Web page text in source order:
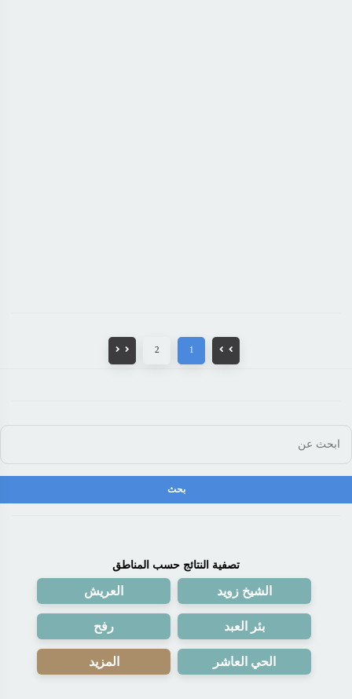
1
2
تصفية النتائج حسب المناطق
الشيخ زويد العريش
بئر العبد رفح
الحي العاشر المزيد